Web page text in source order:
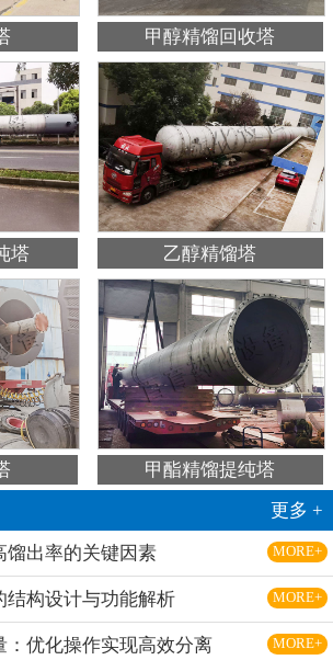
甲醇精馏回收塔
塔 乙醇精馏塔
甲酯精馏提纯塔
更多 +
馏出率的关键因素 MORE+
结构设计与功能解析 MORE+
：优化操作实现高效分离 MORE+